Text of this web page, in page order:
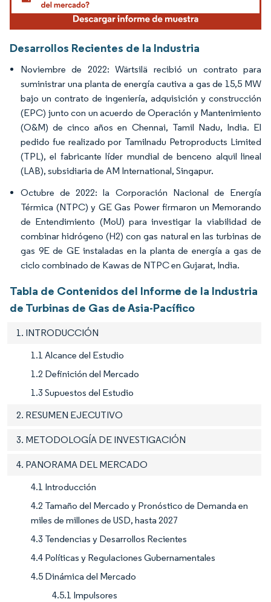
Desarrollos Recientes de la Industria
Noviembre de 2022: Wärtsilä recibió un contrato para
suministrar una planta de energía cautiva a gas de 15,5 MW
bajo un contrato de ingeniería, adquisición y construcción
(EPC) junto con un acuerdo de Operación y Mantenimiento
(O&M) de cinco años en Chennai, Tamil Nadu, India. El
pedido fue realizado por Tamilnadu Petroproducts Limited
(TPL), el fabricante líder mundial de benceno alquil lineal
(LAB), subsidiaria de AM International, Singapur.
Octubre de 2022: la Corporación Nacional de Energía
Térmica (NTPC) y GE Gas Power firmaron un Memorando
de Entendimiento (MoU) para investigar la viabilidad de
combinar hidrógeno (H2) con gas natural en las turbinas de
gas 9E de GE instaladas en la planta de energía a gas de
ciclo combinado de Kawas de NTPC en Gujarat, India.
Tabla de Contenidos del Informe de la Industria
de Turbinas de Gas de Asia-Pacífico
1. INTRODUCCIÓN
1.1 Alcance del Estudio
1.2 Definición del Mercado
1.3 Supuestos del Estudio
2. RESUMEN EJECUTIVO
3. METODOLOGÍA DE INVESTIGACIÓN
4. PANORAMA DEL MERCADO
4.1 Introducción
4.2 Tamaño del Mercado y Pronóstico de Demanda en
miles de millones de USD, hasta 2027
4.3 Tendencias y Desarrollos Recientes
4.4 Políticas y Regulaciones Gubernamentales
4.5 Dinámica del Mercado
4.5.1 Impulsores